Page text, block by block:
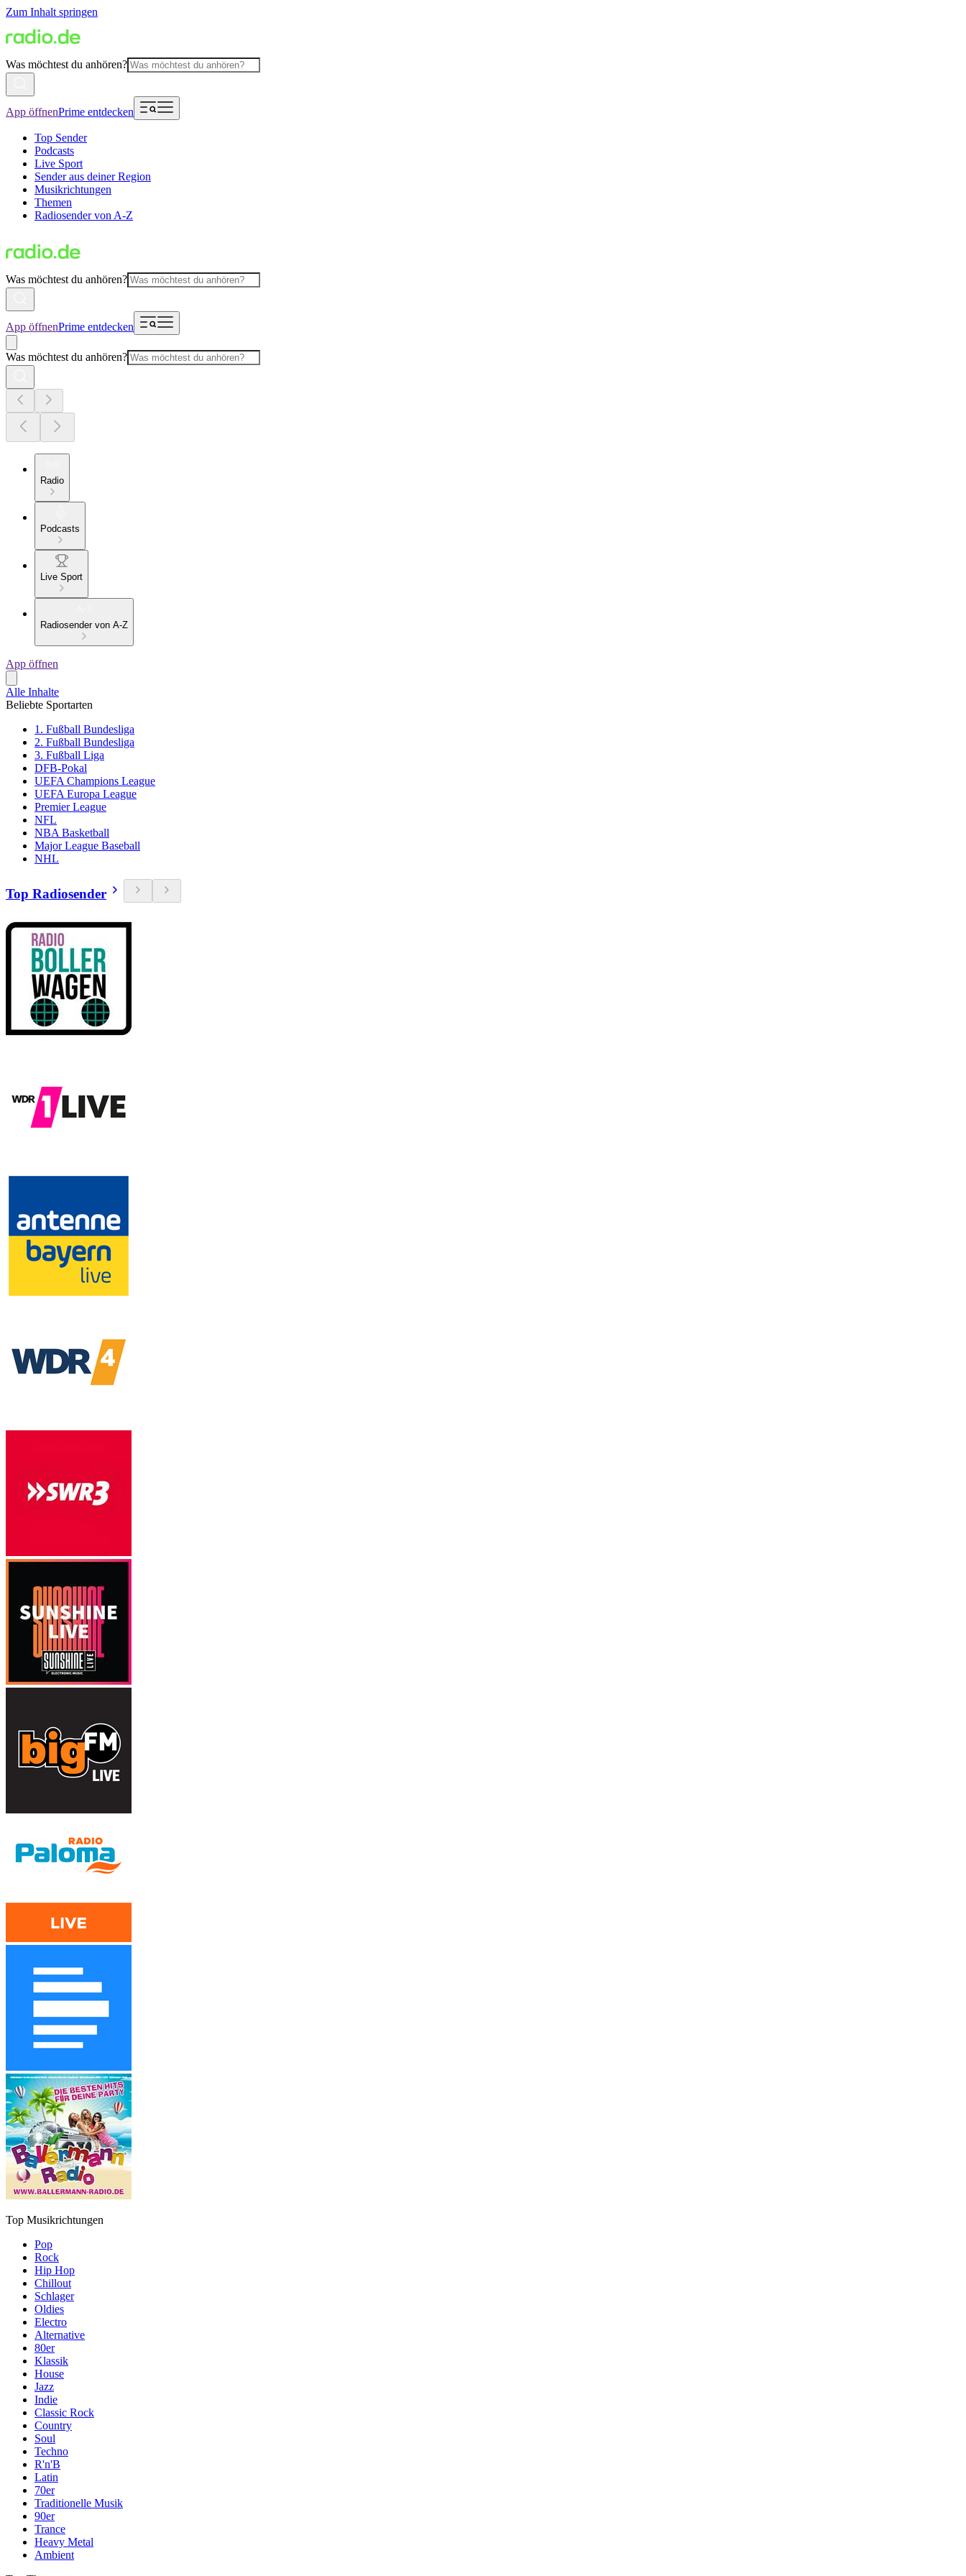
Zum Inhalt springen
Was möchtest du anhören?
App öffnenPrime entdecken
Top Sender
Podcasts
Live Sport
Sender aus deiner Region
Musikrichtungen
Themen
Radiosender von A-Z
Was möchtest du anhören?
App öffnenPrime entdecken
Was möchtest du anhören?
Radio
Podcasts
Live Sport
Radiosender von A-Z
App öffnen
Alle Inhalte
Beliebte Sportarten
1. Fußball Bundesliga
2. Fußball Bundesliga
3. Fußball Liga
DFB-Pokal
UEFA Champions League
UEFA Europa League
Premier League
NFL
NBA Basketball
Major League Baseball
NHL
Top Radiosender
Top Musikrichtungen
Pop
Rock
Hip Hop
Chillout
Schlager
Oldies
Electro
Alternative
80er
Klassik
House
Jazz
Indie
Classic Rock
Country
Soul
Techno
R'n'B
Latin
70er
Traditionelle Musik
90er
Trance
Heavy Metal
Ambient